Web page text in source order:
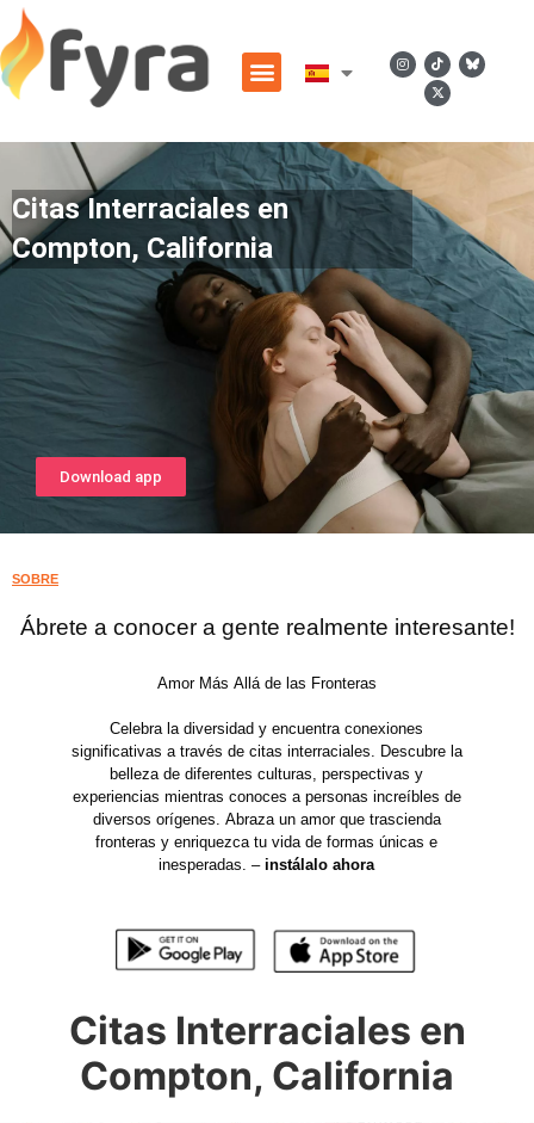
Citas Interraciales en
Compton, California
Download app
SOBRE
Ábrete a conocer a gente realmente interesante!
Amor Más Allá de las Fronteras
Celebra la diversidad y encuentra conexiones
significativas a través de citas interraciales. Descubre la
belleza de diferentes culturas, perspectivas y
experiencias mientras conoces a personas increíbles de
diversos orígenes. Abraza un amor que trascienda
fronteras y enriquezca tu vida de formas únicas e
inesperadas. –instálalo ahora
Citas Interraciales en
Compton, California